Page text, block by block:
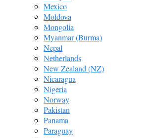
Mexico
Moldova
Mongolia
Myanmar (Burma)
Nepal
Netherlands
New Zealand (NZ)
Nicaragua
Nigeria
Norway
Pakistan
Panama
Paraguay